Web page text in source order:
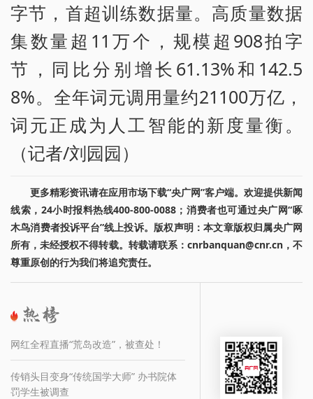
字节，首超训练数据量。高质量数据
集数量超11万个，规模超908拍字
节，同比分别增长61.13%和142.5
8%。全年词元调用量约21100万亿，
词元正成为人工智能的新度量衡。
（记者/刘园园）
更多精彩资讯请在应用市场下载“央广网”客户端。欢迎提供新闻
线索，24小时报料热线400-800-0088；消费者也可通过央广网“啄
木鸟消费者投诉平台”线上投诉。版权声明：本文章版权归属央广网
所有，未经授权不得转载。转载请联系：cnrbanquan@cnr.cn，不
尊重原创的行为我们将追究责任。
网红全程直播“荒岛改造”，被查处！
传销头目变身“传统国学大师” 办书院体
罚学生被调查